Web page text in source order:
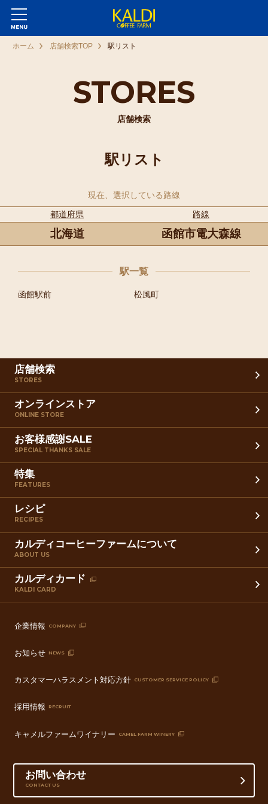
STORES
店舗検索
ホーム 店舗検索TOP 駅リスト
駅リスト
現在、選択している路線
都道府県
路線
北海道 函館市電大森線
駅一覧
函館駅前 松風町
店舗検索
STORES
オンラインストア
ONLINE STORE
お客様感謝SALE
SPECIAL THANKS SALE
特集
FEATURES
レシピ
RECIPES
カルディコーヒーファームについて
ABOUT US
カルディカード
KALDI CARD
企業情報 COMPANY
お知らせ NEWS
カスタマーハラスメント対応方針 CUSTOMER SERVICE POLICY
採用情報 RECRUIT
キャメルファームワイナリー CAMEL FARM WINERY
お問い合わせ
CONTACT US